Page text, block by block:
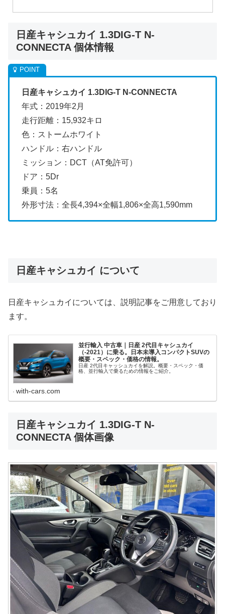
日産キャシュカイ 1.3DIG-T N-
CONNECTA 個体情報
日産キャシュカイ 1.3DIG-T N-CONNECTA
年式：2019年2月
走行距離：15,932キロ
色：ストームホワイト
ハンドル：右ハンドル
ミッション：DCT（AT免許可）
ドア：5Dr
乗員：5名
外形寸法：全長4,394×全幅1,806×全高1,590mm
日産キャシュカイ について
日産キャシュカイについては、説明記事をご用意しており
ます。
並行輸入 中古車｜日産 2代目キャシュカイ
（-2021）に乗る。日本未導入コンパクトSUVの
概要・スペック・価格の情報。
日産 2代目キャッシュカイを解説。概要・スペック・価
格、並行輸入で乗るための情報をご紹介。
with-cars.com
日産キャシュカイ 1.3DIG-T N-
CONNECTA 個体画像